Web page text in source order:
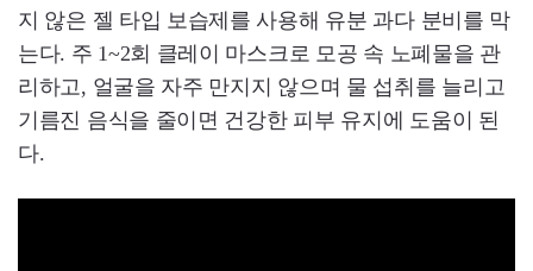
지 않은 젤 타입 보습제를 사용해 유분 과다 분비를 막
는다. 주 1~2회 클레이 마스크로 모공 속 노폐물을 관
리하고, 얼굴을 자주 만지지 않으며 물 섭취를 늘리고
기름진 음식을 줄이면 건강한 피부 유지에 도움이 된
다.